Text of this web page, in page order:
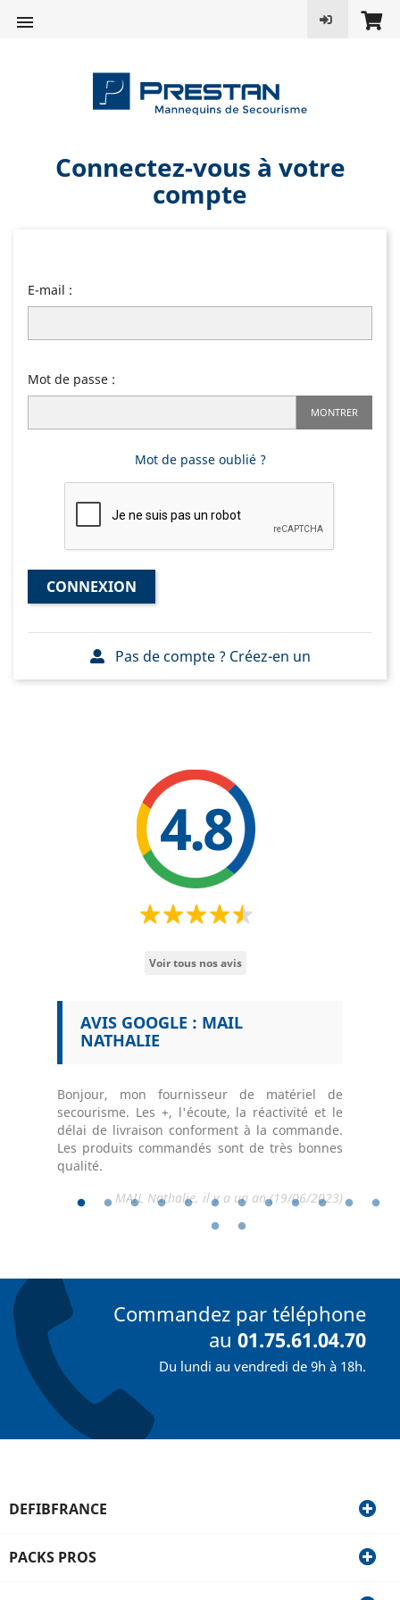

Connectez-vous à votre
compte
E-mail :
Mot de passe :
MONTRER
Mot de passe oublié ?
CONNEXION
Pas de compte ? Créez-en un
4.8
Voir tous nos avis
AVIS GOOGLE : MAIL
NATHALIE
Bonjour, mon fournisseur de matériel de
secourisme. Les +, l'écoute, la réactivité et le
délai de livraison conforment à la commande.
Les produits commandés sont de très bonnes
qualité.
MAIL Nathalie, il y a un an (19/06/2023)
Commandez par téléphone
au01.75.61.04.70
Du lundi au vendredi de 9h à 18h.
DEFIBFRANCE
PACKS PROS